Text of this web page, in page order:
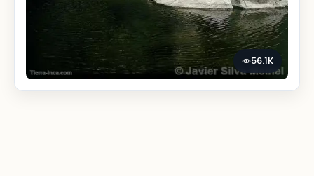
56.1K